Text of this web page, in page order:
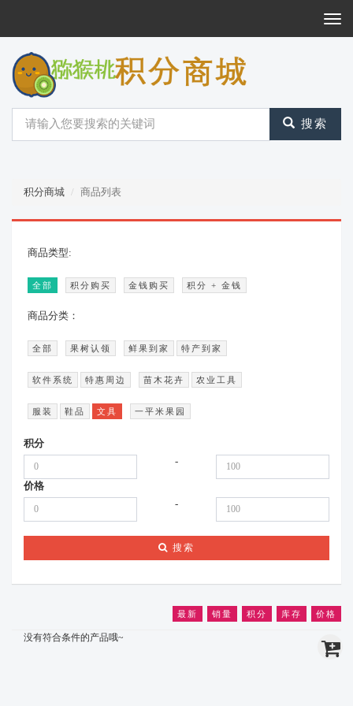
搜索
积分商城 商品列表
商品类型:
全部 积分购买 金钱购买 积分 + 金钱
商品分类：
全部 果树认领 鲜果到家 特产到家
软件系统 特惠周边 苗木花卉 农业工具
服装 鞋品 文具 一平米果园
积分
-
价格
-
搜索
最新 销量 积分 库存 价格
没有符合条件的产品哦~